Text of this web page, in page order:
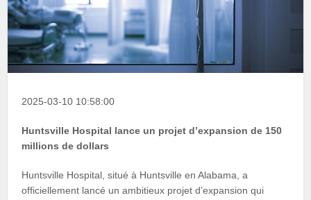
2025-03-10 10:58:00
Huntsville Hospital lance un projet d’expansion de 150
millions de dollars
Huntsville Hospital, situé à Huntsville en Alabama, a
officiellement lancé un ambitieux projet d’expansion qui